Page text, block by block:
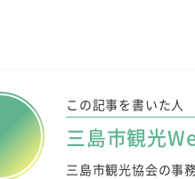
この記事を書いた人
三島市観光
三島市観光協会の事